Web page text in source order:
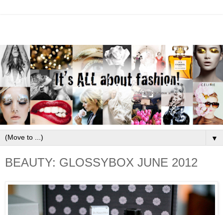
▼
BEAUTY: GLOSSYBOX JUNE 2012